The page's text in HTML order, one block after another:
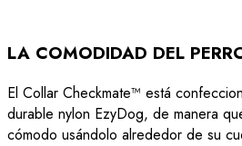
LA COMODIDAD DEL
El Collar Checkmate™ está
durable nylon EzyDog, de manera
cómodo usándolo alrededor de su